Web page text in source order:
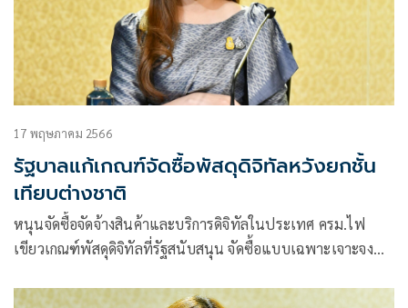
17 พฤษภาคม 2566
รัฐบาลแก้เกณฑ์จัดซื้อพัสดุดิจิทัลหวังยกชั้น
เทียบต่างชาติ
​หนุนจัดซื้อจัดจ้างสินค้าและบริการดิจิทัลในประเทศ ครม.ไฟ
เขียวเกณฑ์พัสดุดิจิทัลที่รัฐสนับสนุน จัดซื้อแบบเฉพาะเจาะจง
มาตรฐานต่างประเทศ